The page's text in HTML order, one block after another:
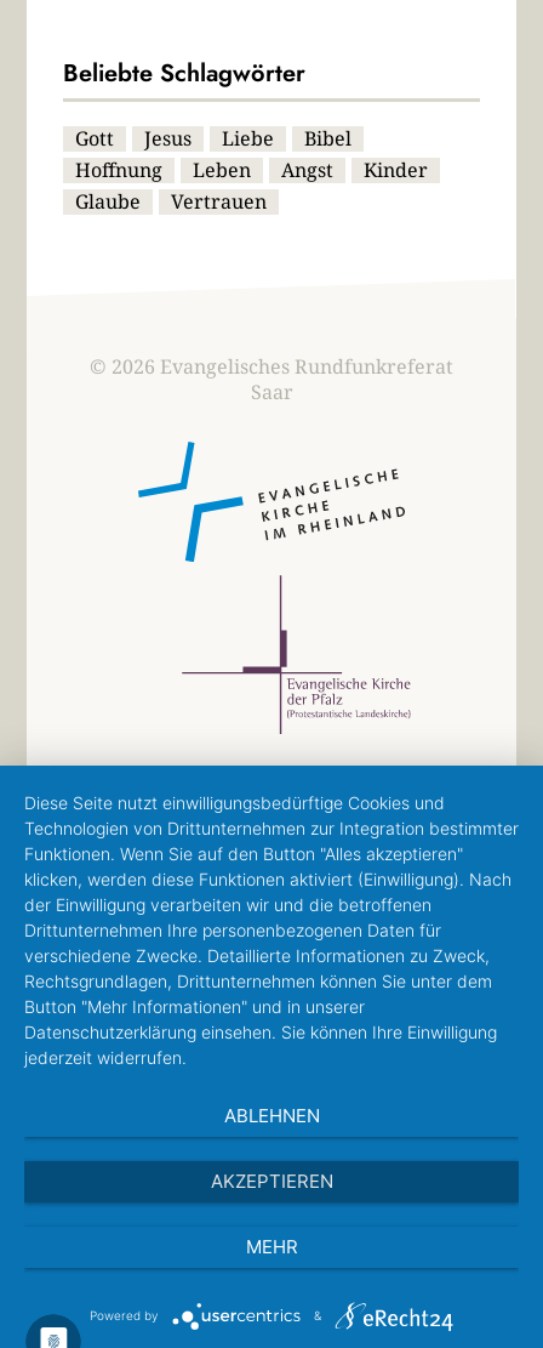
Beliebte Schlagwörter
Gott Jesus Liebe
Bibel
Hoffnung
Leben Angst
Kinder
Glaube
Vertrauen
© 2026 Evangelisches Rundfunkreferat
Saar
Diese Seite nutzt einwilligungsbedürftige Cookies und
Technologien von Drittunternehmen zur Integration bestimmter
Funktionen. Wenn Sie auf den Button "Alles akzeptieren"
klicken, werden diese Funktionen aktiviert (Einwilligung). Nach
der Einwilligung verarbeiten wir und die betroffenen
Drittunternehmen Ihre personenbezogenen Daten für
verschiedene Zwecke. Detaillierte Informationen zu Zweck,
Rechtsgrundlagen, Drittunternehmen können Sie unter dem
Button "Mehr Informationen" und in unserer
Datenschutzerklärung einsehen. Sie können Ihre Einwilligung
jederzeit widerrufen.
ABLEHNEN
AKZEPTIEREN
MEHR
Powered by &